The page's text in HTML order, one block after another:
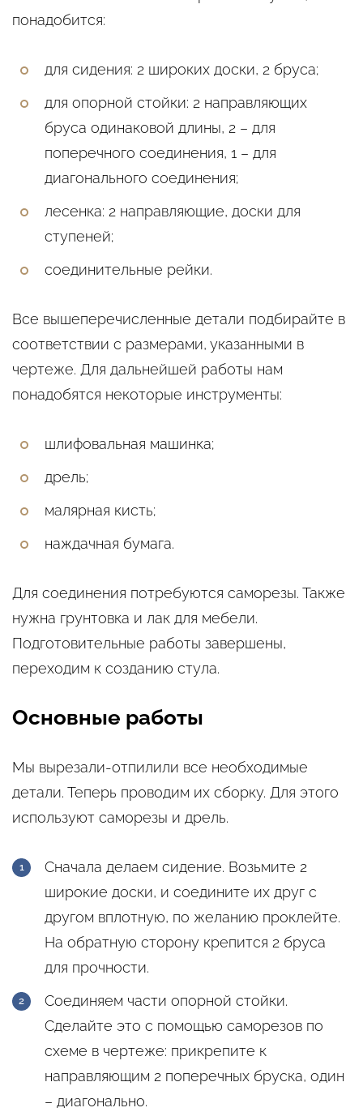
понадобится:
для сидения: 2 широких доски, 2 бруса;
для опорной стойки: 2 направляющих
бруса одинаковой длины, 2 – для
поперечного соединения, 1 – для
диагонального соединения;
лесенка: 2 направляющие, доски для
ступеней;
соединительные рейки.
Все вышеперечисленные детали подбирайте в
соответствии с размерами, указанными в
чертеже. Для дальнейшей работы нам
понадобятся некоторые инструменты:
шлифовальная машинка;
дрель;
малярная кисть;
наждачная бумага.
Для соединения потребуются саморезы. Также
нужна грунтовка и лак для мебели.
Подготовительные работы завершены,
переходим к созданию стула.
Основные работы
Мы вырезали-отпилили все необходимые
детали. Теперь проводим их сборку. Для этого
используют саморезы и дрель.
Сначала делаем сидение. Возьмите 2
широкие доски, и соедините их друг с
другом вплотную, по желанию проклейте.
На обратную сторону крепится 2 бруса
для прочности.
Соединяем части опорной стойки.
Сделайте это с помощью саморезов по
схеме в чертеже: прикрепите к
направляющим 2 поперечных бруска, один
– диагонально.